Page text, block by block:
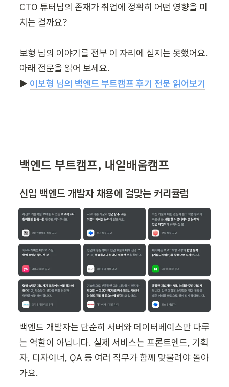
CTO 튜터님의 존재가 취업에 정확히 어떤 영향을 미
치는 걸까요?
보형 님의 이야기를 전부 이 자리에 싣지는 못했어요.
아래 전문을 읽어 보세요.
▶︎ 이보형 님의 백엔드 부트캠프 후기 전문 읽어보기
백엔드 부트캠프, 내일배움캠프
신입 백엔드 개발자 채용에 걸맞는 커리큘럼
백엔드 개발자는 단순히 서버와 데이터베이스만 다루
는 역할이 아닙니다. 실제 서비스는 프론트엔드, 기획
자, 디자이너, QA 등 여러 직무가 함께 맞물려야 돌아
가요.